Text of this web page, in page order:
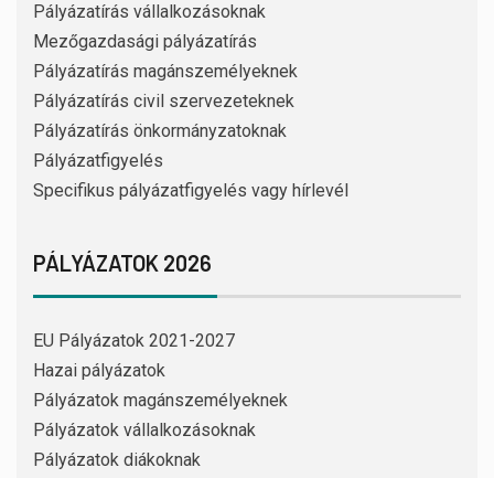
Pályázatírás vállalkozásoknak
Mezőgazdasági pályázatírás
Pályázatírás magánszemélyeknek
Pályázatírás civil szervezeteknek
Pályázatírás önkormányzatoknak
Pályázatfigyelés
Specifikus pályázatfigyelés vagy hírlevél
PÁLYÁZATOK 2026
EU Pályázatok 2021-2027
Hazai pályázatok
Pályázatok magánszemélyeknek
Pályázatok vállalkozásoknak
Pályázatok diákoknak